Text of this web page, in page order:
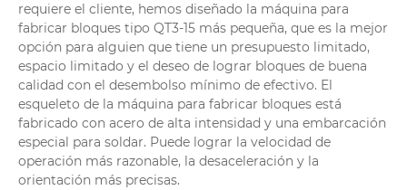
requiere el cliente, hemos diseñado la máquina para
fabricar bloques tipo QT3-15 más pequeña, que es la mejor
opción para alguien que tiene un presupuesto limitado,
espacio limitado y el deseo de lograr bloques de buena
calidad con el desembolso mínimo de efectivo. El
esqueleto de la máquina para fabricar bloques está
fabricado con acero de alta intensidad y una embarcación
especial para soldar. Puede lograr la velocidad de
operación más razonable, la desaceleración y la
orientación más precisas.